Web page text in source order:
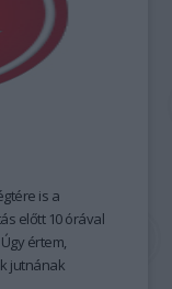
is a
előtt 10 órával
értem,
jutnának